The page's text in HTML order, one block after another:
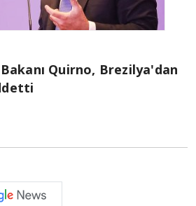
Quirno, Brezilya'dan